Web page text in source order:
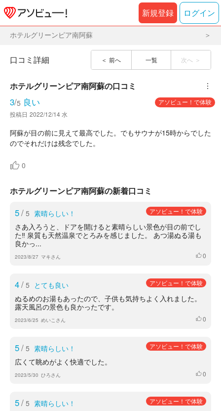
新規登録 ログイン
ホテルグリーンピア南阿蘇
前へ 一覧 次へ
口コミ詳細
ホテルグリーンピア南阿蘇の口コミ ︙
3/5 良い
アソビュー！で体験
投稿日 2022/12/14 水
阿蘇が目の前に見えて最高でした。でもサウナが15時からでした
のでそれだけは残念でした。
0
ホテルグリーンピア南阿蘇の新着口コミ
5/ 5 素晴らしい！ アソビュー！で体験
さあ入ろうと、ドアを開けると素晴らしい景色が目の前でし
た‼️ 泉質も天然温泉でとろみを感じました。 あつ湯ぬる湯も
良かっ...
2023/8/27 マキさん いいね
0
4/ 5 とても良い アソビュー！で体験
ぬるめのお湯もあったので、子供も気持ちよく入れました。
露天風呂の景色も良かったです。
2023/6/25 めいこさん いいね
0
5/ 5 素晴らしい！ アソビュー！で体験
広くて眺めがよく快適でした。
2023/5/30 ひろさん いいね
0
5/ 5 素晴らしい！ アソビュー！で体験